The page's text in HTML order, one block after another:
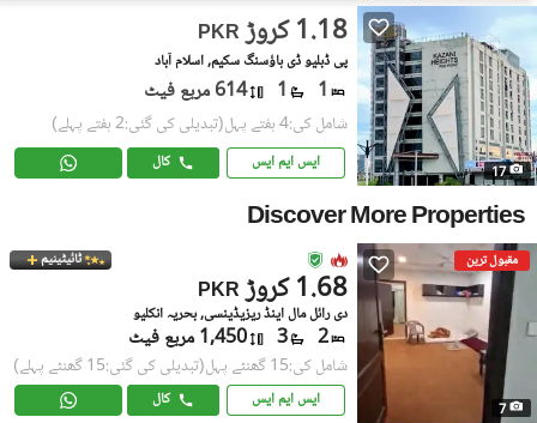
17
PKR 1.18 کروڑ
پی ڈبلیو ڈی ہاؤسنگ سکیم, اسلام آباد
1
1 614 مربع فیٹ
شامل کی:4 ہفتے پہل (تبدیلی کی گئی:2 ہفتے پہلے)
ایس ایم ایس کال
Discover More Properties
مقبول ترین
7
ٹائیٹینیم
PKR 1.68 کروڑ
دی رائل مال اینڈ ریزیڈینسی, بحریہ انکلیو
2
3 1,450 مربع فیٹ
شامل کی:15 گھنٹے پہل (تبدیلی کی گئی:15 گھنٹے پہلے)
ایس ایم ایس کال